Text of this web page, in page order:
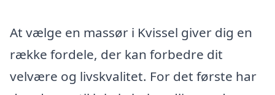
At vælge en massør i Kvissel giver dig en
række fordele, der kan forbedre dit
velvære og livskvalitet. For det første har